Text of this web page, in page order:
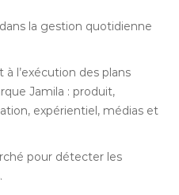
la gestion quotidienne
à l’exécution des plans
Jamila : produit,
expérientiel, médias et
pour détecter les